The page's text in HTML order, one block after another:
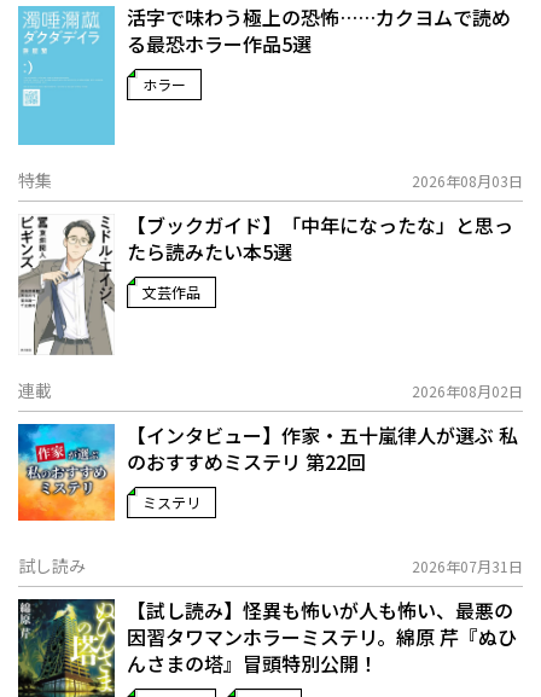
活字で味わう極上の恐怖……カクヨムで読め
る最恐ホラー作品5選
ホラー
特集 2026年08月03日
【ブックガイド】「中年になったな」と思っ
たら読みたい本5選
文芸作品
連載 2026年08月02日
【インタビュー】作家・五十嵐律人が選ぶ 私
のおすすめミステリ 第22回
ミステリ
試し読み 2026年07月31日
【試し読み】怪異も怖いが人も怖い、最悪の
因習タワマンホラーミステリ。綿原 芹『ぬひ
んさまの塔』冒頭特別公開！